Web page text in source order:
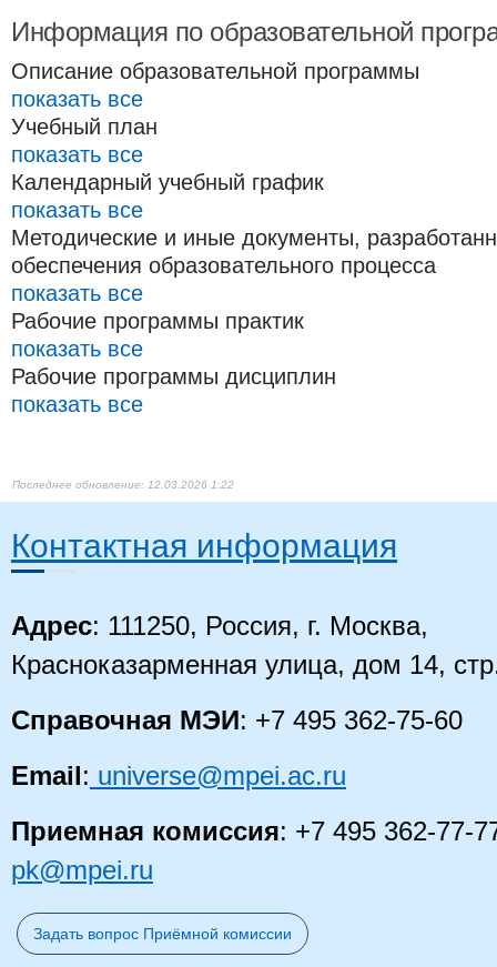
Информация по образовательной
Описание образовательной программы
показать все
Учебный план
показать все
Календарный учебный график
показать все
Методические и иные документы,
обеспечения образовательного процесса
показать все
Рабочие программы практик
показать все
Рабочие программы дисциплин
показать все
12.03.2026 1:22
Контактная информация
Адрес: 111250, Россия, г. Москва,
Красноказарменная улица, дом 14,
Справочная МЭИ: +7 495 362-75-60
Email: universe@mpei.ac.ru
Приемная комиссия: +7 495 362-77-
pk@mpei.ru
Задать вопрос Приёмной комиссии